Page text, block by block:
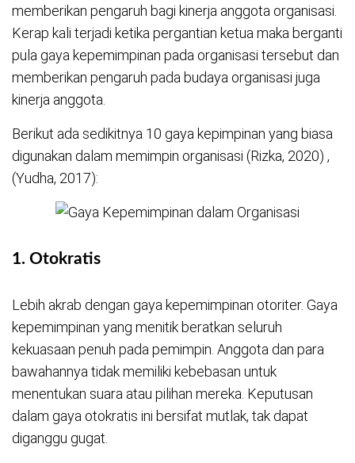
memberikan pengaruh bagi kinerja anggota organisasi.
Kerap kali terjadi ketika pergantian ketua maka berganti
pula gaya kepemimpinan pada organisasi tersebut dan
memberikan pengaruh pada budaya organisasi juga
kinerja anggota.
Berikut ada sedikitnya 10 gaya kepimpinan yang biasa
digunakan dalam memimpin organisasi (Rizka, 2020) ,
(Yudha, 2017):
1. Otokratis
Lebih akrab dengan gaya kepemimpinan otoriter. Gaya
kepemimpinan yang menitik beratkan seluruh
kekuasaan penuh pada pemimpin. Anggota dan para
bawahannya tidak memiliki kebebasan untuk
menentukan suara atau pilihan mereka. Keputusan
dalam gaya otokratis ini bersifat mutlak, tak dapat
diganggu gugat.